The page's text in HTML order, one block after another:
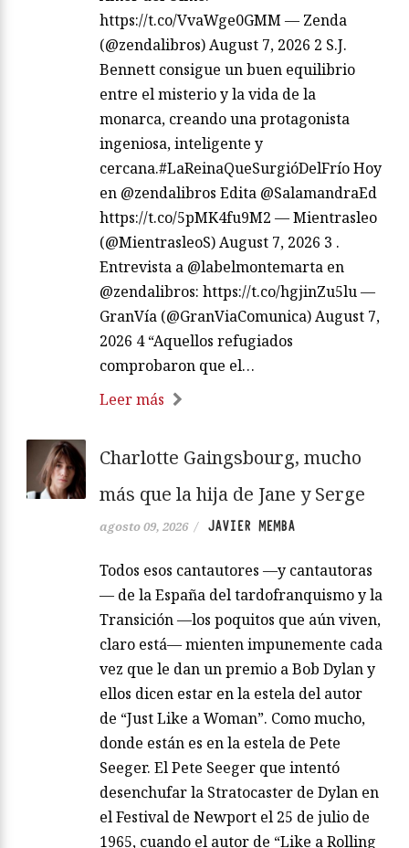
https://t.co/VvaWge0GMM — Zenda
(@zendalibros) August 7, 2026 2 S.J.
Bennett consigue un buen equilibrio
entre el misterio y la vida de la
monarca, creando una protagonista
ingeniosa, inteligente y
cercana.#LaReinaQueSurgióDelFrío Hoy
en @zendalibros Edita @SalamandraEd
https://t.co/5pMK4fu9M2 — Mientrasleo
(@MientrasleoS) August 7, 2026 3 .
Entrevista a @labelmontemarta en
@zendalibros: https://t.co/hgjinZu5lu —
GranVía (@GranViaComunica) August 7,
2026 4 “Aquellos refugiados
comprobaron que el…
Leer más
Charlotte Gaingsbourg, mucho
más que la hija de Jane y Serge
agosto 09, 2026 / JAVIER MEMBA
Todos esos cantautores —y cantautoras
— de la España del tardofranquismo y la
Transición —los poquitos que aún viven,
claro está— mienten impunemente cada
vez que le dan un premio a Bob Dylan y
ellos dicen estar en la estela del autor
de “Just Like a Woman”. Como mucho,
donde están es en la estela de Pete
Seeger. El Pete Seeger que intentó
desenchufar la Stratocaster de Dylan en
el Festival de Newport el 25 de julio de
1965, cuando el autor de “Like a Rolling